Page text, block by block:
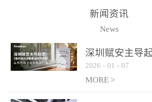
火灾隐患多。一旦发生火
传统的火灾关测器无法被
及时缺发，不能及早发现
和有效扑救火火，这不仅
警领域三
和工程实
新闻资讯
News
深圳赋安主导
光动能电池技
布局光伏新能源
2026 - 01 - 07
MORE >